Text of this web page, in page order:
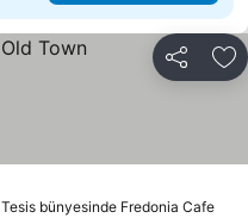
Paylaş
Tesis bünyesinde Fredonia Cafe